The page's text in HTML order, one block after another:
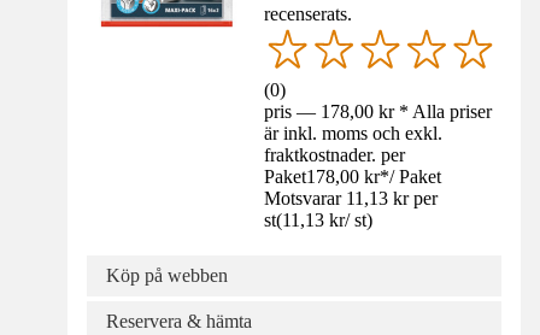
recenserats.
(0)
pris — 178,00 kr * Alla priser
är inkl. moms och exkl.
fraktkostnader. per
Paket178,00 kr*/ Paket
Motsvarar 11,13 kr per
st(11,13 kr/ st)
Köp på webben
Reservera & hämta